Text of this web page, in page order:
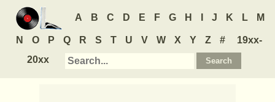
A B C D E F G H J K L M
N O P Q R S T U V W X Y Z #
19xx-
20xx